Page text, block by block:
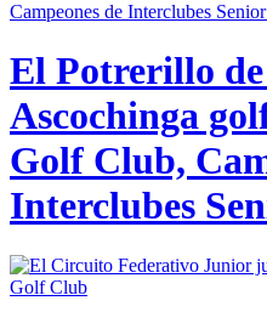
El Potrerillo
Ascochinga
Golf Club,
Interclubes